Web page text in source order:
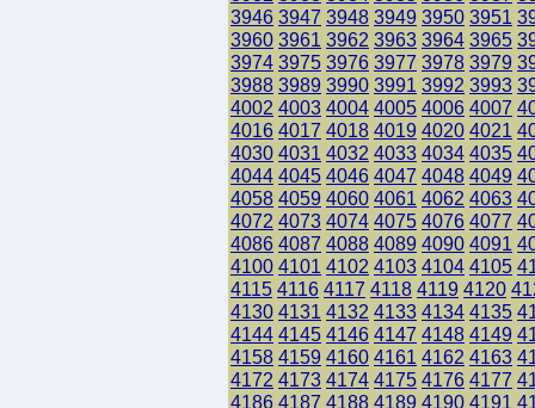
3946 3947 3948 3949 3950 3951
3960 3961 3962 3963 3964 3965
3974 3975 3976 3977 3978 3979
3988 3989 3990 3991 3992 3993
4002 4003 4004 4005 4006 4007
4016 4017 4018 4019 4020 4021
4030 4031 4032 4033 4034 4035
4044 4045 4046 4047 4048 4049
4058 4059 4060 4061 4062 4063
4072 4073 4074 4075 4076 4077
4086 4087 4088 4089 4090 4091
4100 4101 4102 4103 4104 4105
4115 4116 4117 4118 4119 4120
4130 4131 4132 4133 4134 4135
4144 4145 4146 4147 4148 4149
4158 4159 4160 4161 4162 4163
4172 4173 4174 4175 4176 4177
4186 4187 4188 4189 4190 4191